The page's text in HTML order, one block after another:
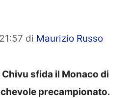
di Maurizio Russo
Chivu sfida il Monaco di
precampionato.